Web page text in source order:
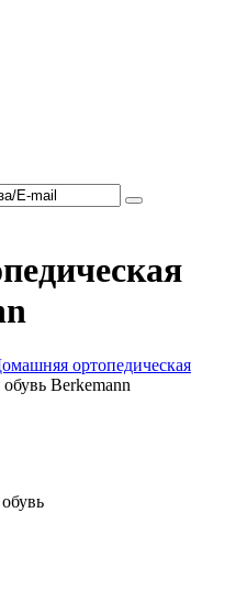
ортопедическая
Berkemann